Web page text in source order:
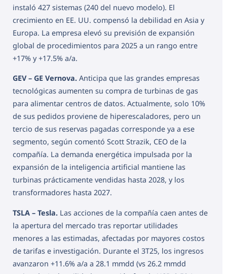
instaló 427 sistemas (240 del nuevo modelo). El
crecimiento en EE. UU. compensó la debilidad en Asia y
Europa. La empresa elevó su previsión de expansión
global de procedimientos para 2025 a un rango entre
+17% y +17.5% a/a.
GEV – GE Vernova. Anticipa que las grandes empresas
tecnológicas aumenten su compra de turbinas de gas
para alimentar centros de datos. Actualmente, solo 10%
de sus pedidos proviene de hiperescaladores, pero un
tercio de sus reservas pagadas corresponde ya a ese
segmento, según comentó Scott Strazik, CEO de la
compañía. La demanda energética impulsada por la
expansión de la inteligencia artificial mantiene las
turbinas prácticamente vendidas hasta 2028, y los
transformadores hasta 2027.
TSLA – Tesla. Las acciones de la compañía caen antes de
la apertura del mercado tras reportar utilidades
menores a las estimadas, afectadas por mayores costos
de tarifas e investigación. Durante el 3T25, los ingresos
avanzaron +11.6% a/a a 28.1 mmdd (vs 26.2 mmdd